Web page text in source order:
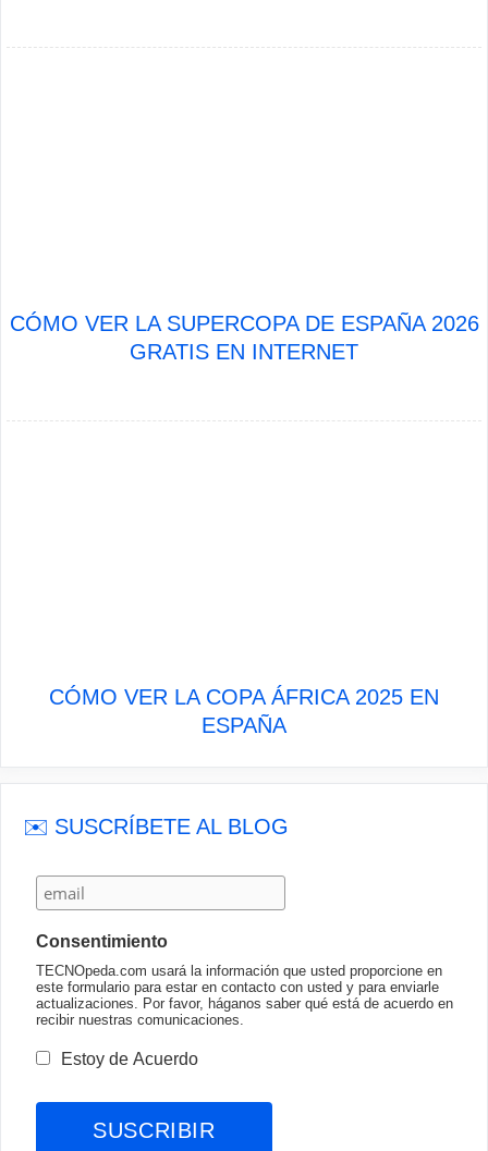
CÓMO VER LA SUPERCOPA DE ESPAÑA 2026
GRATIS EN INTERNET
CÓMO VER LA COPA ÁFRICA 2025 EN
ESPAÑA
✉️ SUSCRÍBETE AL BLOG
Consentimiento
TECNOpeda.com usará la información que usted proporcione en
este formulario para estar en contacto con usted y para enviarle
actualizaciones. Por favor, háganos saber qué está de acuerdo en
recibir nuestras comunicaciones.
Estoy de Acuerdo